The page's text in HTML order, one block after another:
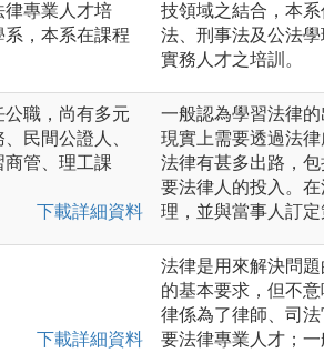
律專業人才培
，本系在課程
技領域之結合，本
法、刑事法及公法
實務人才之培訓。
職，尚有多元
民間公證人、
管、理工課
下載詳細資料
一般認為學習法律
現實上需要透過法
法律有甚多出路，
要法律人的投入。
理，並與當事人訂
下載詳細資料
法律是用來解決問
的基本要求，但不
律係為了律師、司
要法律專業人才；